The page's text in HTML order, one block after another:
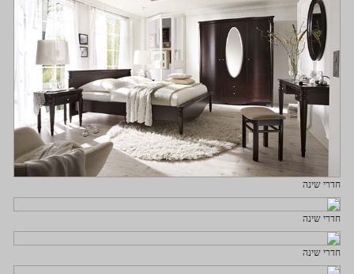
חדרי שינה
חדרי שינה
חדרי שינה